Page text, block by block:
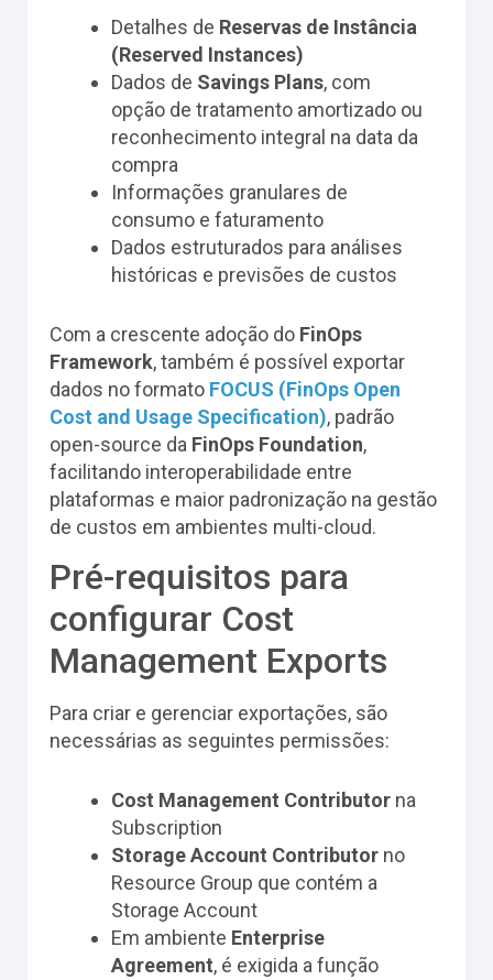
Detalhes de Reservas de Instância
(Reserved Instances)
Dados de Savings Plans, com
opção de tratamento amortizado ou
reconhecimento integral na data da
compra
Informações granulares de
consumo e faturamento
Dados estruturados para análises
históricas e previsões de custos
Com a crescente adoção do FinOps
Framework, também é possível exportar
dados no formato FOCUS (FinOps Open
Cost and Usage Specification), padrão
open-source da FinOps Foundation,
facilitando interoperabilidade entre
plataformas e maior padronização na gestão
de custos em ambientes multi-cloud.
Pré-requisitos para
configurar Cost
Management Exports
Para criar e gerenciar exportações, são
necessárias as seguintes permissões:
Cost Management Contributor na
Subscription
Storage Account Contributor no
Resource Group que contém a
Storage Account
Em ambiente Enterprise
Agreement, é exigida a função